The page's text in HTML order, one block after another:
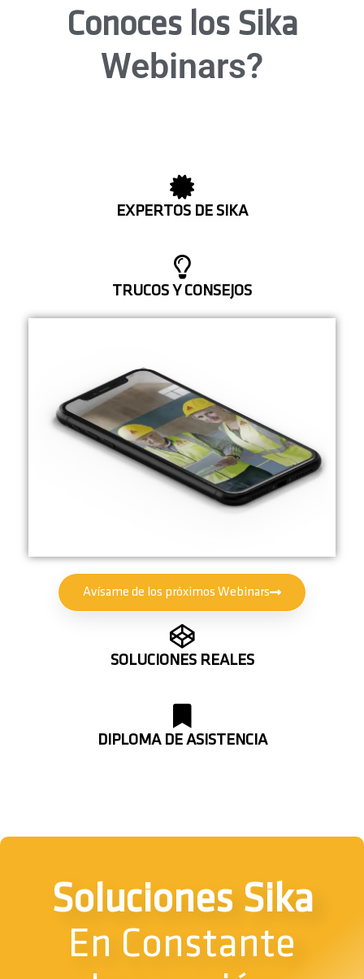
Conoces los Sika
Webinars?
EXPERTOS DE SIKA
TRUCOS Y CONSEJOS
Avísame de los próximos Webinars
SOLUCIONES REALES
DIPLOMA DE ASISTENCIA
Soluciones Sika
En Constante